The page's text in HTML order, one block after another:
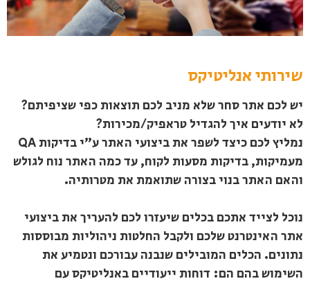
שירותי אנליטיקס
יש לכם אתר סחר שלא מניב לכם תוצאות כפי שציפיתם?
לא יודעים איך להגדיל טראפיק/מכירות?
נמליץ לכם כיצד לשפר את ביצועי האתר ע"י בדיקות QA
מעמיקות, בדיקות מסעות לקוח, עד כמה האתר נוח לגולש
והאם האתר בנוי בצורה שתואמת את מטרותיה.
נוכל לצייד אתכם בכלים שיעזרו לכם להעריך את ביצועי
אתר האינטרנט שלכם ולקבל החלטות ניהוליות מבוססות
נתונים. הכלים המובילים שנבנה עבורכם ונטמיע את
השימוש בהם הם: דוחות ייעודיים באנליטיקס עם